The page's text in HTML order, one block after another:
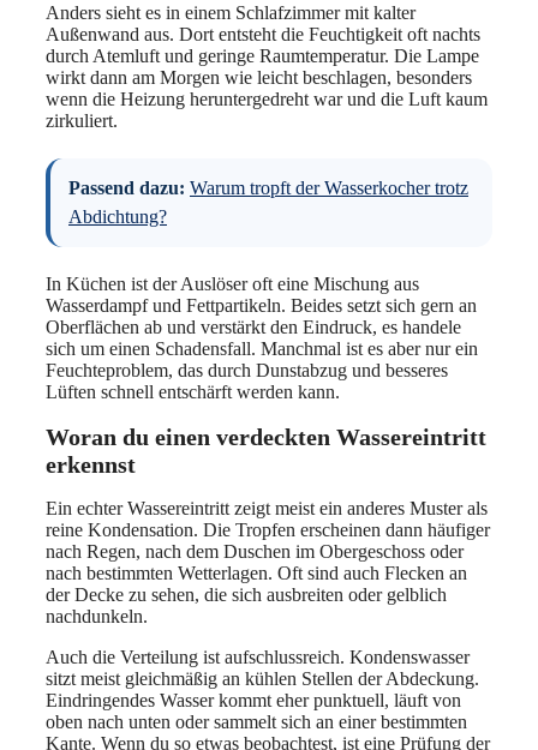
Anders sieht es in einem Schlafzimmer mit kalter
Außenwand aus. Dort entsteht die Feuchtigkeit oft nachts
durch Atemluft und geringe Raumtemperatur. Die Lampe
wirkt dann am Morgen wie leicht beschlagen, besonders
wenn die Heizung heruntergedreht war und die Luft kaum
zirkuliert.
Passend dazu: Warum tropft der Wasserkocher trotz
Abdichtung?
In Küchen ist der Auslöser oft eine Mischung aus
Wasserdampf und Fettpartikeln. Beides setzt sich gern an
Oberflächen ab und verstärkt den Eindruck, es handele
sich um einen Schadensfall. Manchmal ist es aber nur ein
Feuchteproblem, das durch Dunstabzug und besseres
Lüften schnell entschärft werden kann.
Woran du einen verdeckten Wassereintritt
erkennst
Ein echter Wassereintritt zeigt meist ein anderes Muster als
reine Kondensation. Die Tropfen erscheinen dann häufiger
nach Regen, nach dem Duschen im Obergeschoss oder
nach bestimmten Wetterlagen. Oft sind auch Flecken an
der Decke zu sehen, die sich ausbreiten oder gelblich
nachdunkeln.
Auch die Verteilung ist aufschlussreich. Kondenswasser
sitzt meist gleichmäßig an kühlen Stellen der Abdeckung.
Eindringendes Wasser kommt eher punktuell, läuft von
oben nach unten oder sammelt sich an einer bestimmten
Kante. Wenn du so etwas beobachtest, ist eine Prüfung der